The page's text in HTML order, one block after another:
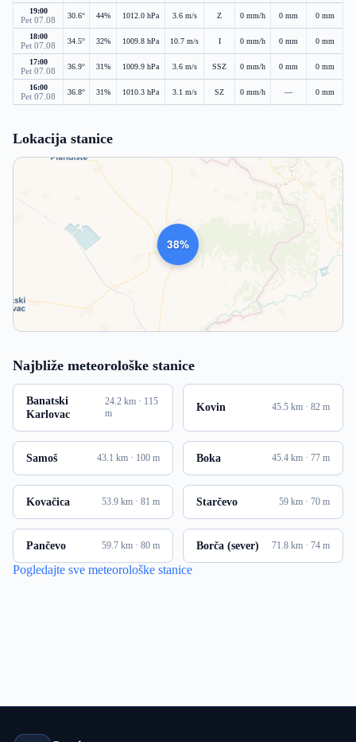
19:00
Pet 07.08 30.6° 44% 1012.0 hPa 3.6 m/s Z 0 mm/h 0 mm 0 mm
18:00
Pet 07.08 34.5° 32% 1009.8 hPa 10.7 m/s I 0 mm/h 0 mm 0 mm
17:00
Pet 07.08 36.9° 31% 1009.9 hPa 3.6 m/s SSZ 0 mm/h 0 mm 0 mm
16:00
Pet 07.08 36.8° 31% 1010.3 hPa 3.1 m/s SZ 0 mm/h — 0 mm
Lokacija stanice
1014
Najbliže meteorološke stanice
Banatski
Karlovac
24.2 km · 115
m
Kovin 45.5 km · 82 m
Samoš 43.1 km · 100 m Boka 45.4 km · 77 m
Kovačica 53.9 km · 81 m Starčevo 59 km · 70 m
Pančevo 59.7 km · 80 m Borča (sever) 71.8 km · 74 m
Pogledajte sve meteorološke stanice